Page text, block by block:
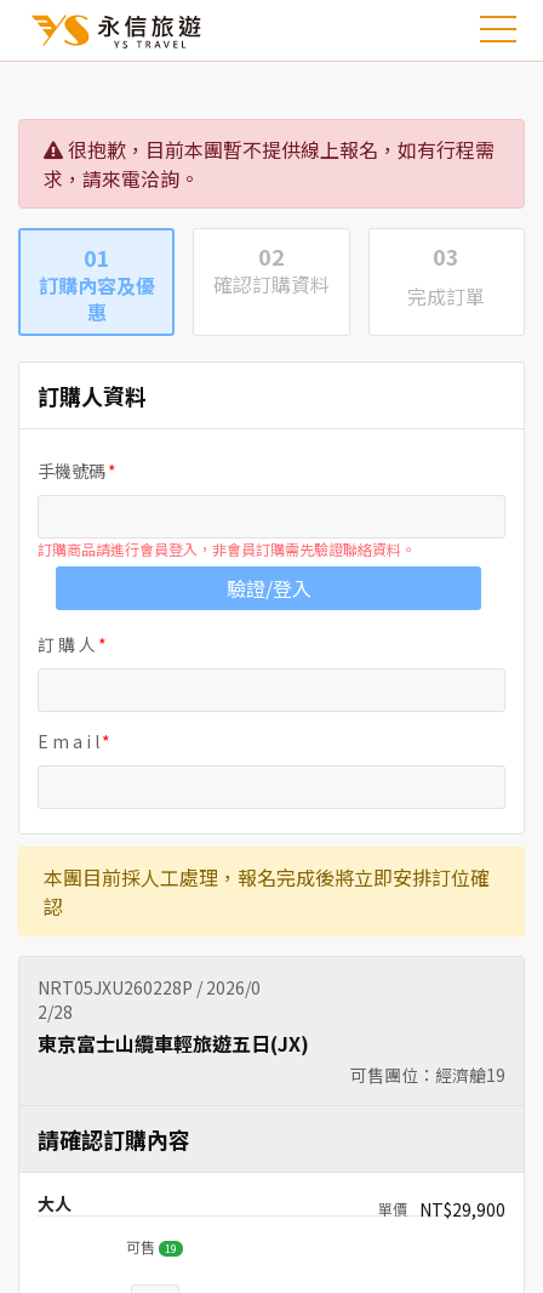
很抱歉，目前本團暫不提供線上報名，如有行程需
求，請來電洽詢。
01
訂購內容及優
惠
02
確認訂購資料
03
完成訂單
訂購人資料
手機號碼
訂購商品請進行會員登入，非會員訂購需先驗證聯絡資料。
驗證/登入
訂 購 人
E m a i l
本團目前採人工處理，報名完成後將立即安排訂位確
認
NRT05JXU260228P / 2026/0
2/28
可售團位：經濟艙19
東京富士山纜車輕旅遊五日(JX)
請確認訂購內容
大人 NT$29,900
可售 19